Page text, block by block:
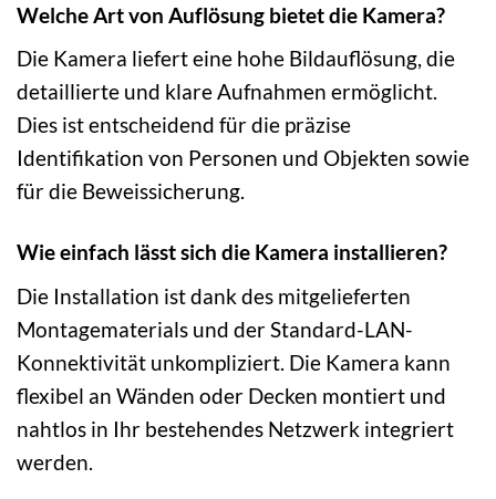
Welche Art von Auflösung bietet die Kamera?
Die Kamera liefert eine hohe Bildauflösung, die
detaillierte und klare Aufnahmen ermöglicht.
Dies ist entscheidend für die präzise
Identifikation von Personen und Objekten sowie
für die Beweissicherung.
Wie einfach lässt sich die Kamera installieren?
Die Installation ist dank des mitgelieferten
Montagematerials und der Standard-LAN-
Konnektivität unkompliziert. Die Kamera kann
flexibel an Wänden oder Decken montiert und
nahtlos in Ihr bestehendes Netzwerk integriert
werden.